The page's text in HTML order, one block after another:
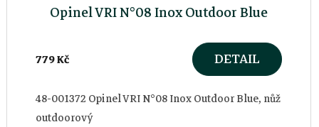
Opinel VRI N°08 Inox Outdoor Blue
779 Kč DETAIL
48-001372 Opinel VRI N°08 Inox Outdoor Blue, nůž
outdoorový